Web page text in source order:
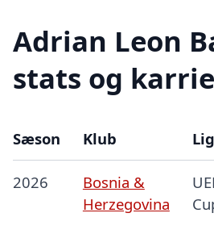
Adrian Leon
stats og
Sæson Klub
2026
Bosnia &
Herzegovina